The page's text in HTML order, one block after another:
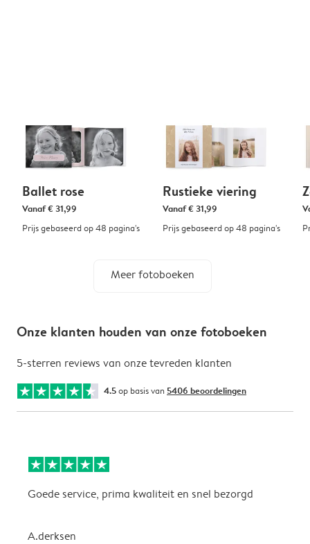
Ballet rose
Vanaf€ 31,99
Prijs gebaseerd op 48 pagina's
Rustieke viering
Vanaf€ 31,99
Prijs gebaseerd op 48 pagina's
Meer fotoboeken
Onze klanten houden van onze fotoboeken
5-sterren reviews van onze tevreden klanten
4.5op basis van 5406 beoordelingen
Goede service, prima kwaliteit en snel bezorgd
A.derksen